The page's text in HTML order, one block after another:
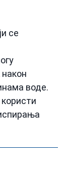
се
воде.